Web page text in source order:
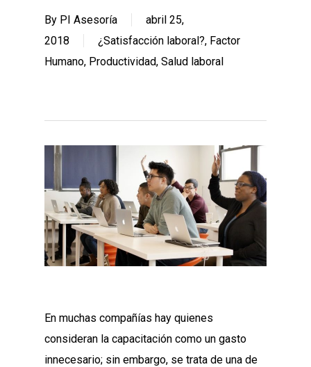
By PI Asesoría
abril 25,
2018
¿Satisfacción laboral?, Factor
Humano, Productividad, Salud laboral
En muchas compañías hay quienes
consideran la capacitación como un gasto
innecesario; sin embargo, se trata de una de